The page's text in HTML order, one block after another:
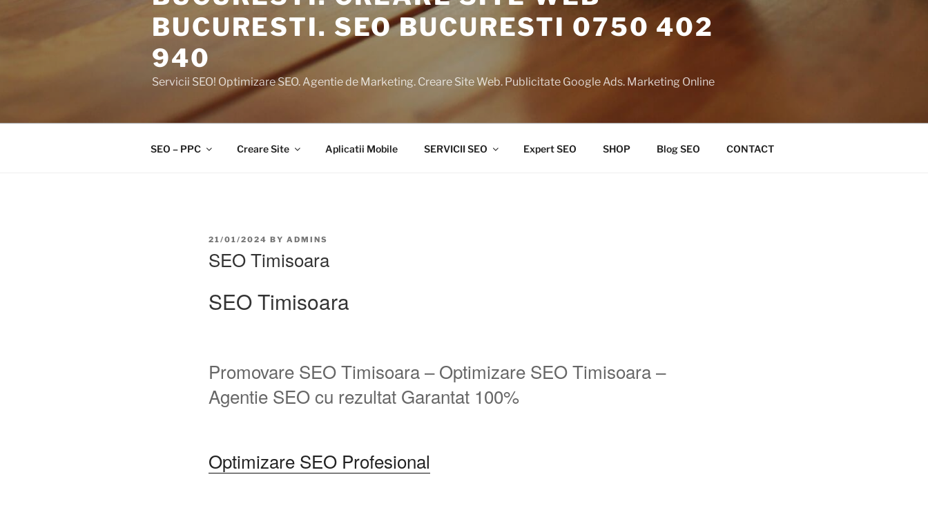
BUCURESTI. SEO BUCURESTI 0750 402
940
Servicii SEO! Optimizare SEO. Agentie de Marketing. Creare Site Web. Publicitate Google Ads. Marketing Online
SEO – PPC Creare Site Aplicatii Mobile SERVICII SEO Expert SEO SHOP Blog SEO CONTACT
21/01/2024 BY ADMINS
SEO Timisoara
SEO Timisoara
Promovare SEO Timisoara – Optimizare SEO Timisoara –
Agentie SEO cu rezultat Garantat 100%
Optimizare SEO Profesional